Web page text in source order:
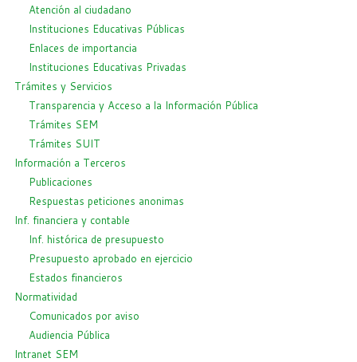
Atención al ciudadano
Instituciones Educativas Públicas
Enlaces de importancia
Instituciones Educativas Privadas
Trámites y Servicios
Transparencia y Acceso a la Información Pública
Trámites SEM
Trámites SUIT
Información a Terceros
Publicaciones
Respuestas peticiones anonimas
Inf. financiera y contable
Inf. histórica de presupuesto
Presupuesto aprobado en ejercicio
Estados financieros
Normatividad
Comunicados por aviso
Audiencia Pública
Intranet SEM